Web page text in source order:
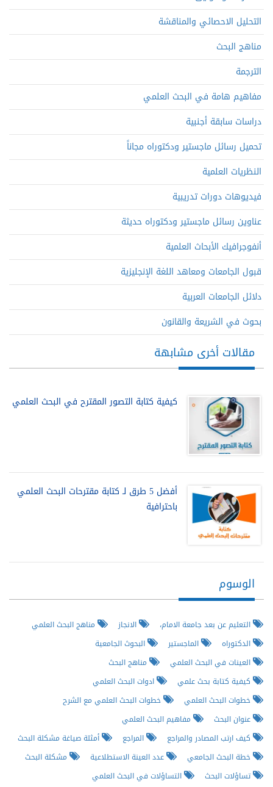
التحليل الاحصائي والمناقشة
مناهج البحث
الترجمة
مفاهيم هامة في البحث العلمي
دراسات سابقة أجنبية
تحميل رسائل ماجستير ودكتوراه مجاناً
النظريات العلمية
فيديوهات دورات تدريبية
عناوين رسائل ماجستير ودكتوراه حديثة
أنفوجرافيك الأبحاث العلمية
قبول الجامعات ومعاهد اللغة الإنجليزية
دلائل الجامعات العربية
بحوث في الشريعة والقانون
مقالات أخرى مشابهة
كيفية كتابة التصور المقترح في البحث العلمي
أفضل 5 طرق لـ كتابة مقترحات البحث العلمي
باحترافية
الوسوم
التعليم عن بعد جامعة الامام، الانجاز
مناهج البحث العلمي
الدكتوراه
الماجستير
البحوث الجامعية
العينات في البحث العلمي
مناهج البحث
كيفية كتابة بحث علمي
ادوات البحث العلمي
خطوات البحث العلمي
خطوات البحث العلمي مع الشرح
عنوان البحث
مفاهيم البحث العلمي
كيف ارتب المصادر والمراجع
المراجع
أمثلة صياغة مشكلة البحث
خطة البحث الجامعي
عدد العينة الاستطلاعية
مشكلة البحث
تساؤلات البحث
التساؤلات في البحث العلمي